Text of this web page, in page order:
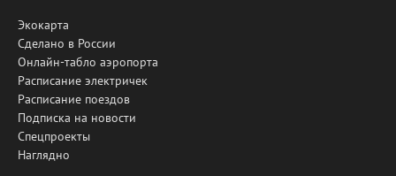
Экокарта
Сделано в России
Онлайн-табло аэропорта
Расписание электричек
Расписание поездов
Подписка на новости
Спецпроекты
Наглядно